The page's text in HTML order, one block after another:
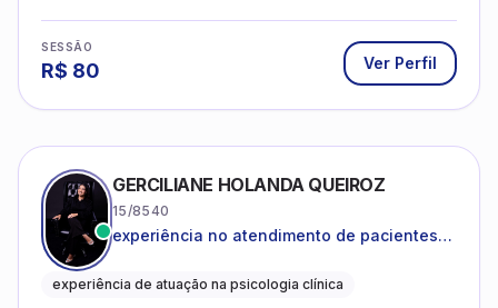
SESSÃO
R$ 80 Ver Perfil
GERCILIANE HOLANDA QUEIROZ
15/8540
experiência no atendimento de pacientes
catastróficos e comportamentos
experiência de atuação na psicologia clínica